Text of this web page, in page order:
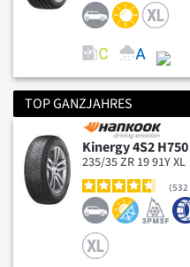
TOP GANZJAHRES
Kinergy 4S2 H750
235/35 ZR 19 91Y XL
532